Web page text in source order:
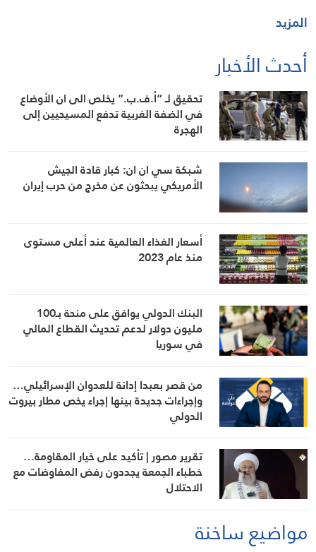
المزيد
أحدث الأخبار
تحقيق لـ “أ.ف.ب.” يخلص الى ان الأوضاع
في الضفة الغربية تدفع المسيحيين إلى
الهجرة
شبكة سي ان ان: كبار قادة الجيش
الأمريكي يبحثون عن مخرج من حرب إيران
أسعار الغذاء العالمية عند أعلى مستوى
منذ عام 2023
البنك الدولي يوافق على منحة بـ100
مليون دولار لدعم تحديث القطاع المالي
في سوريا
من قصر بعبدا إدانة للعدوان الإسرائيلي…
وإجراءات جديدة بينها إجراء يخص مطار بيروت
الدولي
تقرير مصور | تأكيد على خيار المقاومة…
خطباء الجمعة يجددون رفض المفاوضات مع
الاحتلال
مواضيع ساخنة